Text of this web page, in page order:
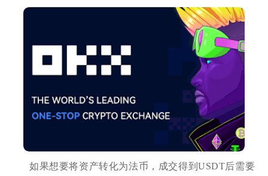
如果想要将资产转化为法币，成交得到USDT后需要